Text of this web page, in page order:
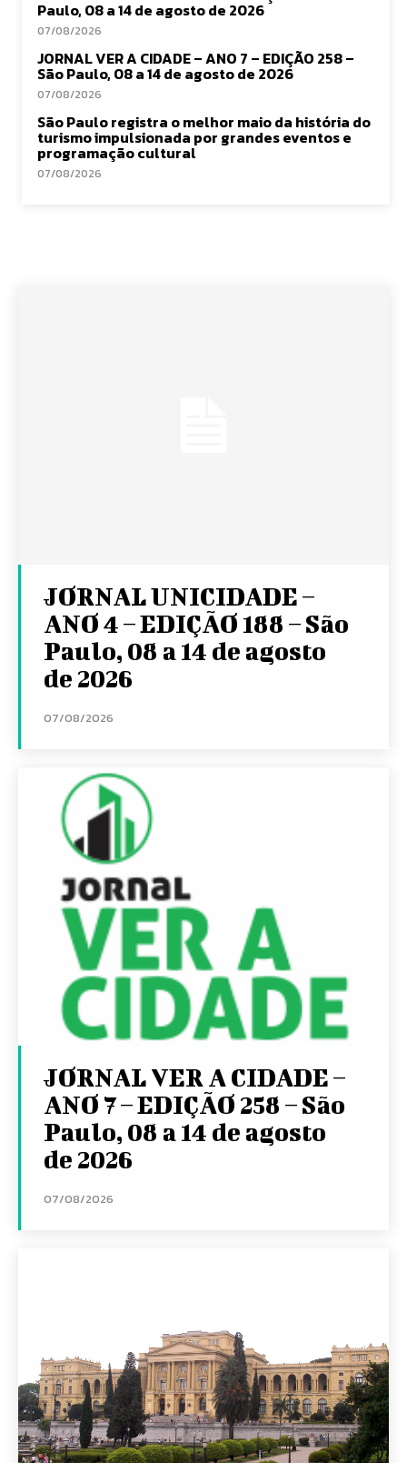
Paulo, 08 a 14 de agosto de 2026
07/08/2026
JORNAL VER A CIDADE – ANO 7 – EDIÇÃO 258 –
São Paulo, 08 a 14 de agosto de 2026
07/08/2026
São Paulo registra o melhor maio da história do
turismo impulsionada por grandes eventos e
programação cultural
07/08/2026
JORNAL UNICIDADE –
ANO 4 – EDIÇÃO 188 – São
Paulo, 08 a 14 de agosto
de 2026
07/08/2026
JORNAL VER A CIDADE –
ANO 7 – EDIÇÃO 258 – São
Paulo, 08 a 14 de agosto
de 2026
07/08/2026